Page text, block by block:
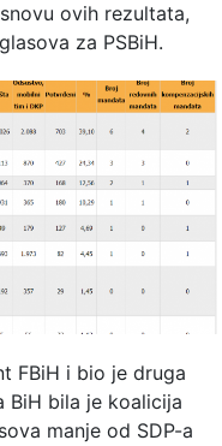
ovih rezultata,
za PSBiH.
FBiH i bio je druga
BiH bila je koalicija
manje od SDP-a